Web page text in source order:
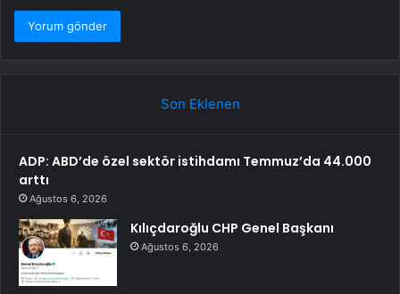
Son Eklenen
ADP: ABD’de özel sektör istihdamı Temmuz’da 44.000
arttı
Ağustos 6, 2026
Kılıçdaroğlu CHP Genel Başkanı
Ağustos 6, 2026